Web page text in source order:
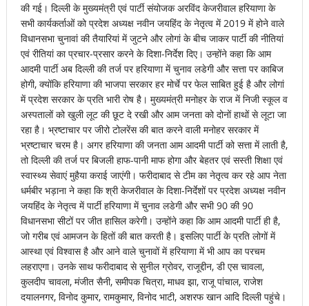
की गई। दिल्ली के मुख्यमंत्री एवं पार्टी संयोजक अरविंद केजरीवाल हरियाणा के
सभी कार्यकर्ताओं को प्रदेश अध्यक्ष नवीन जयहिंद के नेतृत्व में 2019 में होने वाले
विधानसभा चुनावां की तैयारियां में जुटने और लोगां के बीच जाकर पार्टी की नीतियां
एवं रीतियां का प्रचार-प्रसार करने के दिशा-निर्देश दिए। उन्होंने कहा कि आम
आदमी पार्टी अब दिल्ली की तर्ज पर हरियाणा में चुनाव लडेगी और सत्ता पर काबिज
होगी, क्योंकि हरियाणा की भाजपा सरकार हर मोर्चे पर फेल साबित हुई है और लोगां
में प्रदेश सरकार के प्रति भारी रोष है। मुख्यमंत्री मनोहर के राज में निजी स्कूल व
अस्पतालों को खुली लूट की छूट दे रखी और आम जनता को दोनों हाथों से लूटा जा
रहा है। भ्रष्टाचार पर जीरो टोलरेंस की बात करने वाली मनोहर सरकार में
भ्रष्टाचार चरम है। अगर हरियाणा की जनता आम आदमी पार्टी को सत्ता में लाती है,
तो दिल्ली की तर्ज पर बिजली हाफ-पानी माफ होगा और बेहतर एवं सस्ती शिक्षा एवं
स्वास्थ्य सेवाएं मुहैया कराई जाएंगी। फरीदाबाद से टीम का नेतृत्व कर रहे आप नेता
धर्मबीर भड़ाना ने कहा कि श्री केजरीवाल के दिशा-निर्देशों पर प्रदेश अध्यक्ष नवीन
जयहिंद के नेतृत्व में पार्टी हरियाणा में चुनाव लडेगी और सभी 90 की 90
विधानसभा सीटों पर जीत हासिल करेगी। उन्होंने कहा कि आम आदमी पार्टी ही है,
जो गरीब एवं आमजन के हितों की बात करती है। इसलिए पार्टी के प्रति लोगों में
आस्था एवं विश्वास है और आने वाले चुनावों में हरियाणा में भी आप का परचम
लहराएगा। उनके साथ फरीदाबाद से सुनील ग्रोवर, राजूद्दीन, डी एस चावला,
कुलदीप चावला, मंजीत सैनी, समीपक चित्रा, माधव झा, राजू पांचाल, राजेश
दयालनगर, विनोद कुमार, रामकुमार, विनोद भाटी, अशरफ खान आदि दिल्ली पहुंचे।